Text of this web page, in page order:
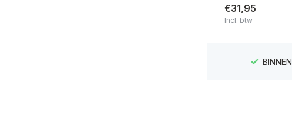
€31,95
Incl. btw